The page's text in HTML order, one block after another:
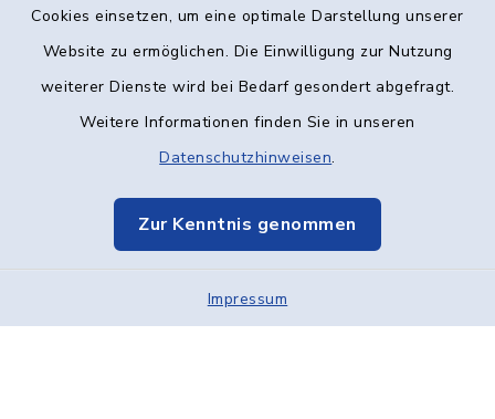
Cookies einsetzen, um eine optimale Darstellung unserer
Website zu ermöglichen. Die Einwilligung zur Nutzung
weiterer Dienste wird bei Bedarf gesondert abgefragt.
Weitere Informationen finden Sie in unseren
Datenschutzhinweisen.
Zur Kenntnis genommen
Impressum
Kontakt
Datenschutz
Elektronische Kommunikation
Sitemap